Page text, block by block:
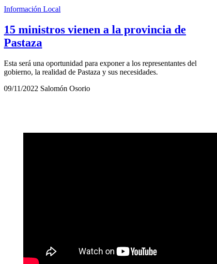
Información Local
15 ministros vienen a la provincia de
Pastaza
Esta será una oportunidad para exponer a los representantes del
gobierno, la realidad de Pastaza y sus necesidades.
09/11/2022 Salomón Osorio